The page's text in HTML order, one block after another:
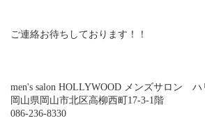
ご連絡お待ちしております！！
men's salon HOLLYWOOD メンズサロン ハ
岡山県岡山市北区高柳西町17-3-1階
086-236-8330